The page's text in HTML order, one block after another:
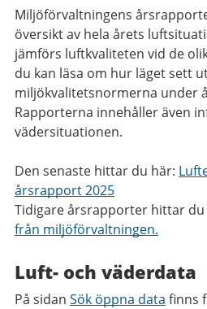
Miljöförvaltningens
översikt av hela årets
jämförs luftkvaliteten vid de
du kan läsa om hur läget sett
miljökvalitetsnormerna under
Rapporterna innehåller även
vädersituationen.
Den senaste hittar du här:
årsrapport 2025
Tidigare årsrapporter hittar du
från miljöförvaltningen.
Luft- och väderdata
På sidan Sök öppna data finns